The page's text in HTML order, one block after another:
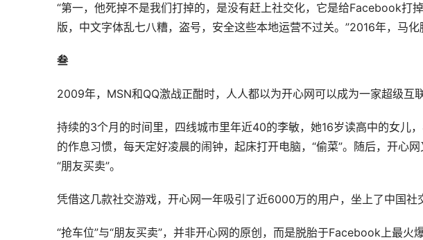
“第一，他死掉不是我们打掉的，是没有赶上社交化，它是给Facebook打
版，中文字体乱七八糟，盗号，安全这些本地运营不过关。”2016年，马化
叁
2009年，MSN和QQ激战正酣时，人人都以为开心网可以成为一家超级互联
持续的3个月的时间里，四线城市里年近40的李敏，她16岁读高中的女儿
的作息习惯，每天定好凌晨的闹钟，起床打开电脑，“偷菜”。随后，开心
“朋友买卖”。
凭借这几款社交游戏，开心网一年吸引了近6000万的用户，坐上了中国社
“抢车位”与“朋友买卖”，并非开心网的原创，而是脱胎于Facebook上最火